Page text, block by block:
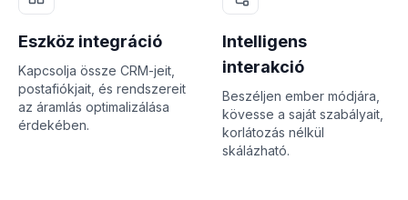
Eszköz integráció
Kapcsolja össze CRM-jeit,
postafiókjait, és rendszereit
az áramlás optimalizálása
érdekében.
Intelligens
interakció
Beszéljen ember módjára,
kövesse a saját szabályait,
korlátozás nélkül
skálázható.